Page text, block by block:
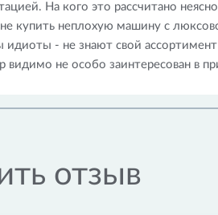
На кого это рассчитано
купить неплохую машину с
идиоты - не знают свой
видимо не особо заинтересован в
отзыв